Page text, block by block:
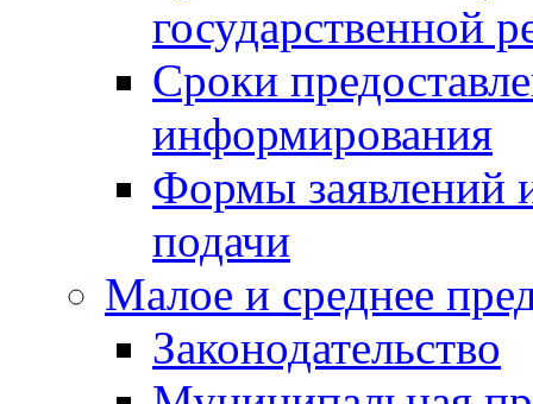
государственной
Сроки
информирования
Формы заявлений
подачи
Малое и среднее
Законодательство